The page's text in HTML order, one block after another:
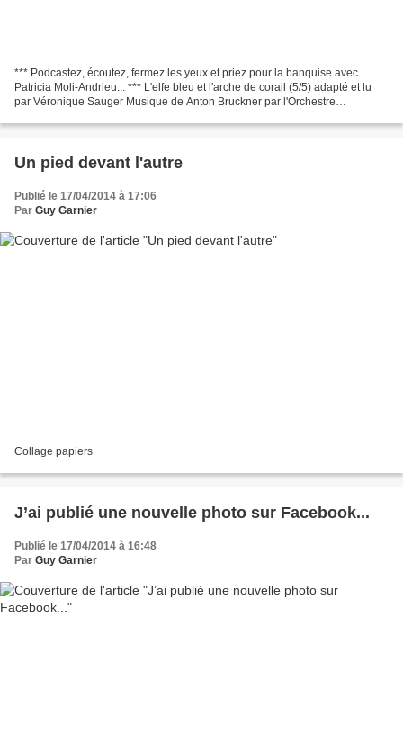
*** Podcastez, écoutez, fermez les yeux et priez pour la banquise avec
Patricia Moli-Andrieu... *** L'elfe bleu et l'arche de corail (5/5) adapté et lu
par Véronique Sauger Musique de Anton Bruckner par l'Orchestre
Un pied devant l'autre
Publié le 17/04/2014 à 17:06
Par Guy Garnier
Collage papiers
J’ai publié une nouvelle photo sur Facebook...
Publié le 17/04/2014 à 16:48
Par Guy Garnier